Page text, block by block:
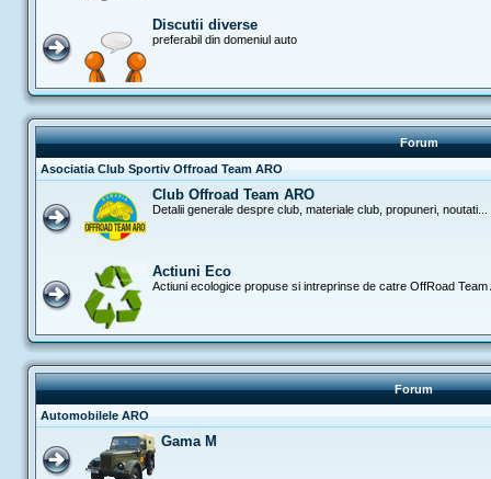
Discutii diverse
preferabil din domeniul auto
Forum
Asociatia Club Sportiv Offroad Team ARO
Club Offroad Team ARO
Detalii generale despre club, materiale club, propuneri, noutati...
Actiuni Eco
Actiuni ecologice propuse si intreprinse de catre OffRoad Team
Forum
Automobilele ARO
Gama M